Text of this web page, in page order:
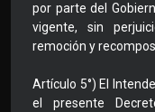
por parte del
vigente, sin
remoción y
Artículo 5°) El
el presente